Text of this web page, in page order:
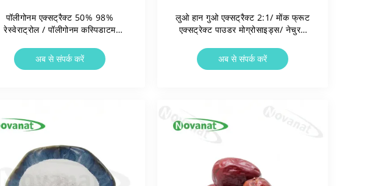
पॉलीगोनम एक्सट्रैक्ट 50% 98%
रेस्वेराट्रोल / पॉलीगोनम कस्पिडाटम
अब से संपर्क करें
लुओ हान गुओ एक्सट्रैक्ट 2:1/ मोंक फ्रूट
एक्सट्रेक्ट पाउडर मोग्रोसाइड्स/ नेचुरल
अब से संपर्क करें